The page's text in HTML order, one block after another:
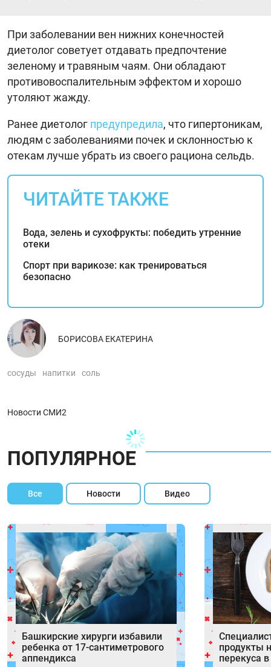
При заболевании вен нижних конечностей
диетолог советует отдавать предпочтение
зеленому и травяным чаям. Они обладают
противовоспалительным эффектом и хорошо
утоляют жажду.
Ранее диетолог предупредила, что гипертоникам,
людям с заболеваниями почек и склонностью к
отекам лучше убрать из своего рациона сельдь.
ЧИТАЙТЕ ТАКЖЕ
Вода, зелень и сухофрукты: победить утренние
отеки
Спорт при варикозе: как тренироваться
безопасно
БОРИСОВА ЕКАТЕРИНА
сосуды напитки соль
Новости СМИ2
ПОПУЛЯРНОЕ
Все Новости Видео
Башкирские хирурги избавили
ребенка от 17‑сантиметрового
аппендикса
продукты
перекуса